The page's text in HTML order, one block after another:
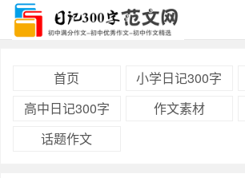
首页 小学日记300字
高中日记300字
作文素材
话题作文